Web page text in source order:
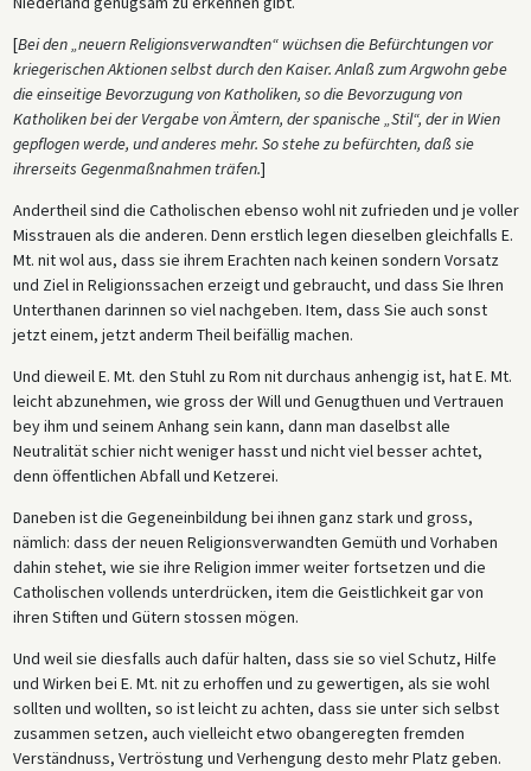
[Bei den „neuern Religionsverwandten“ wüchsen die Befürchtungen vor
kriegerischen Aktionen selbst durch den Kaiser. Anlaß zum Argwohn gebe
die einseitige Bevorzugung von Katholiken, so die Bevorzugung von
Katholiken bei der Vergabe von Ämtern, der spanische „Stil“, der in Wien
gepflogen werde, und anderes mehr. So stehe zu befürchten, daß sie
ihrerseits Gegenmaßnahmen träfen.]
Andertheil sind die Catholischen ebenso wohl nit zufrieden und je voller
Misstrauen als die anderen. Denn erstlich legen dieselben gleichfalls E.
Mt. nit wol aus, dass sie ihrem Erachten nach keinen sondern Vorsatz
und Ziel in Religionssachen erzeigt und gebraucht, und dass Sie Ihren
Unterthanen darinnen so viel nachgeben. Item, dass Sie auch sonst
jetzt einem, jetzt anderm Theil beifällig machen.
Und dieweil E. Mt. den Stuhl zu Rom nit durchaus anhengig ist, hat E. Mt.
leicht abzunehmen, wie gross der Will und Genugthuen und Vertrauen
bey ihm und seinem Anhang sein kann, dann man daselbst alle
Neutralität schier nicht weniger hasst und nicht viel besser achtet,
denn öffentlichen Abfall und Ketzerei.
Daneben ist die Gegeneinbildung bei ihnen ganz stark und gross,
nämlich: dass der neuen Religionsverwandten Gemüth und Vorhaben
dahin stehet, wie sie ihre Religion immer weiter fortsetzen und die
Catholischen vollends unterdrücken, item die Geistlichkeit gar von
ihren Stiften und Gütern stossen mögen.
Und weil sie diesfalls auch dafür halten, dass sie so viel Schutz, Hilfe
und Wirken bei E. Mt. nit zu erhoffen und zu gewertigen, als sie wohl
sollten und wollten, so ist leicht zu achten, dass sie unter sich selbst
zusammen setzen, auch vielleicht etwo obangeregten fremden
Verständnuss, Vertröstung und Verhengung desto mehr Platz geben.